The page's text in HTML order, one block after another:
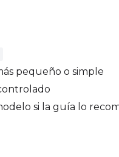
pequeño o simple
si la guía lo